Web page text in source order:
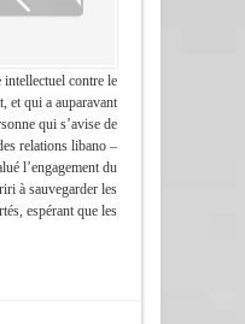
contre le
et qui a auparavant
qui s’avise de
relations libano –
l’engagement du
à sauvegarder les
espérant que les ...